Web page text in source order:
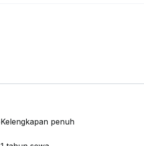
Kelengkapan penuh